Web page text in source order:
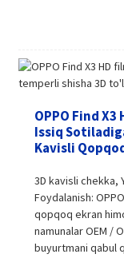
OPPO Find
Issiq
Kavisli
3D kavisli chekka,
Foydalanish:
qopqoq ekran
namunalar OEM /
buyurtmani qabul